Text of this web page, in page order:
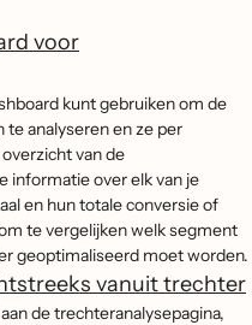
voor
kunt gebruiken om de
analyseren en ze per
van de
informatie over elk van je
en hun totale conversie of
te vergelijken welk segment
geoptimaliseerd moet worden.
vanuit trechter
de trechteranalysepagina,